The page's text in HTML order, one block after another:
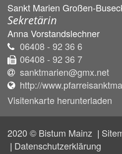
Sankt Marien Großen-
Sekretärin
AnnaVorstandslechner
06408 - 92 36 6
06408 - 92 36 7
sanktmarien@gmx.net
http://
Visitenkarte herunterladen
2020 © Bistum Mainz
Datenschutzerklärung